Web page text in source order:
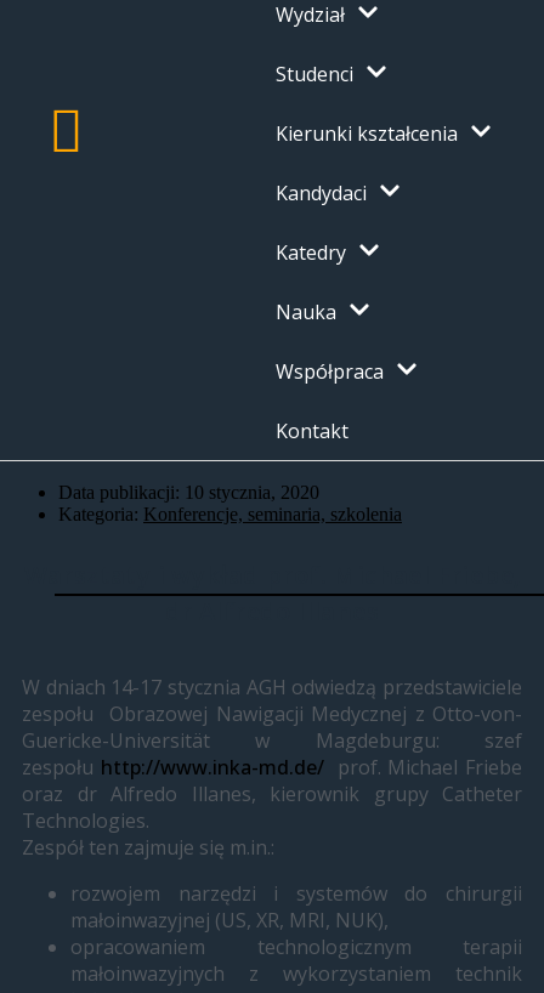
Wydział
Studenci
Kierunki kształcenia
Kandydaci
Katedry
Nauka
Współpraca
Kontakt
Data publikacji: 10 stycznia, 2020
Kategoria: Konferencje, seminaria, szkolenia
W dniach 14-17 stycznia AGH odwiedzą przedstawiciele
zespołu Obrazowej Nawigacji Medycznej z Otto-von-
Guericke-Universität w Magdeburgu: szef
zespołu http://www.inka-md.de/prof. Michael Friebe
oraz dr Alfredo Illanes, kierownik grupy Catheter
Technologies.
Zespół ten zajmuje się m.in.:
rozwojem narzędzi i systemów do chirurgii
małoinwazyjnej (US, XR, MRI, NUK),
opracowaniem technologicznym terapii
małoinwazyjnych z wykorzystaniem technik